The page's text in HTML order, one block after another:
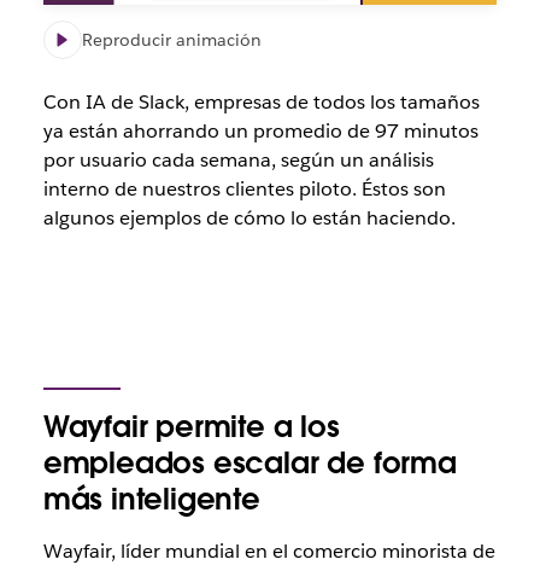
Reproducir animación
Con IA de Slack, empresas de todos los tamaños
ya están ahorrando un promedio de 97 minutos
por usuario cada semana, según un análisis
interno de nuestros clientes piloto. Éstos son
algunos ejemplos de cómo lo están haciendo.
Wayfair permite a los
empleados escalar de forma
más inteligente
Wayfair, líder mundial en el comercio minorista de